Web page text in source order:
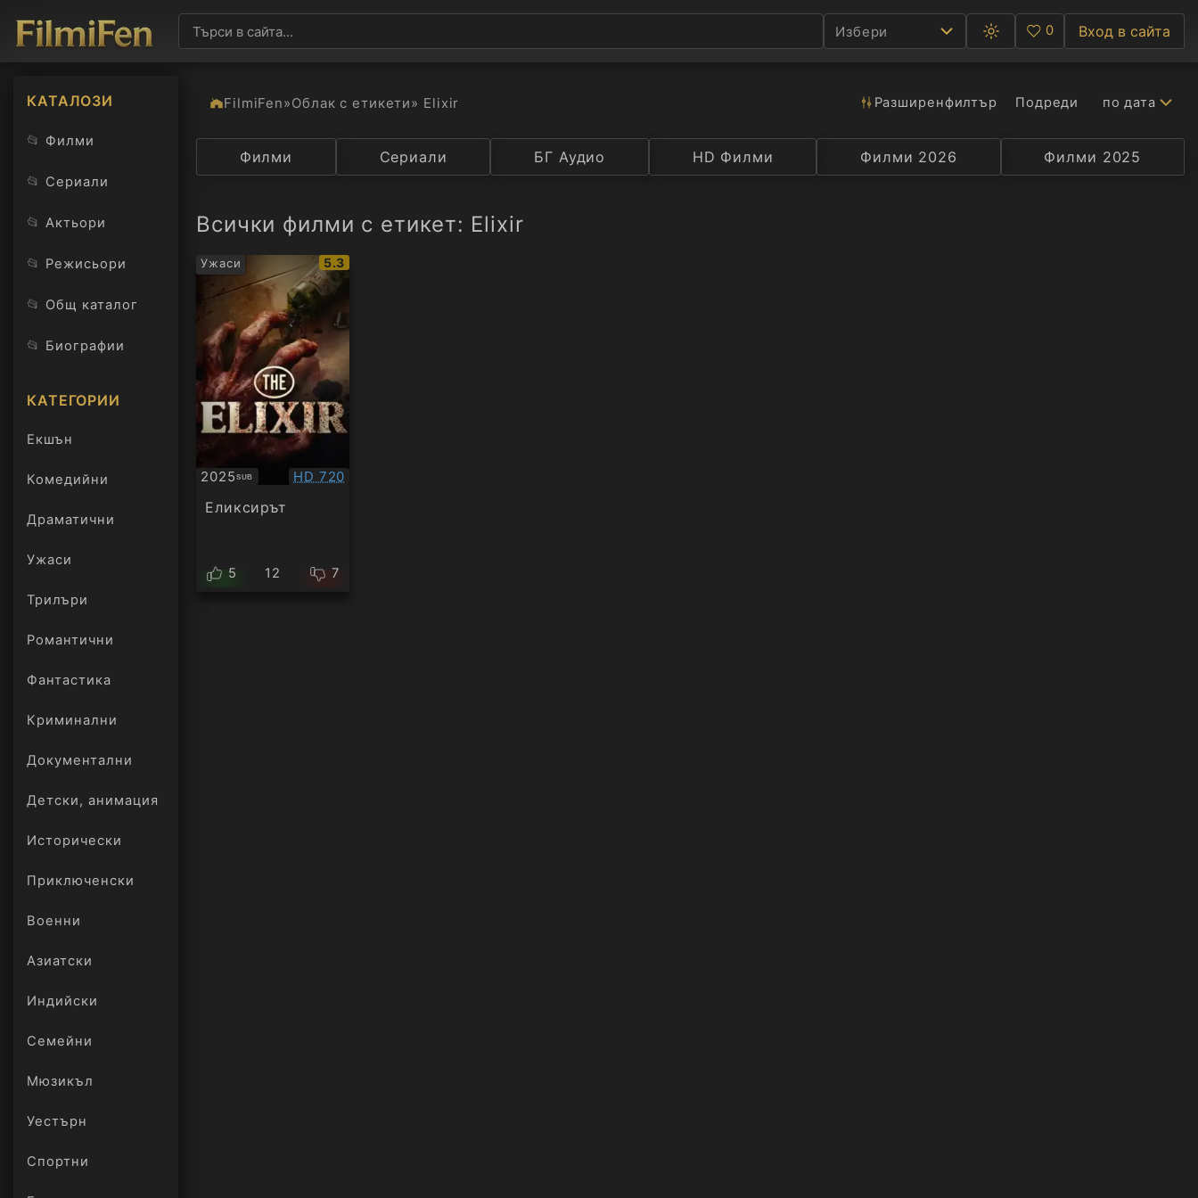
Избери
Превключване
между
светла
Любими
0 Вход в сайта
КАТАЛОЗИ
📂 Филми
📂 Сериали
📂 Актьори
📂 Режисьори
📂 Общ каталог
📂 Биографии
КАТЕГОРИИ
Екшън
Комедийни
Драматични
Ужаси
Трилъри
онлайн
Романтични
Фантастика
Криминални
Документални
Детски, анимация
Исторически
Приключенски
Военни
Азиатски
Индийски
Семейни
Мюзикъл
Уестърн
Спортни
FilmiFen»Облак с етикети» Elixir Разширенфилтър Подреди по дата
Категория Държава Рейтинг Селекция Превод Актьор
Филми Сериали БГ Аудио HD Филми Филми 2026 Филми 2025
Всички филми с етикет: Elixir
Ужаси
IMDb
рейтинг:
5.3
2025SUB
Субтитри Качество:
HD 720
Еликсирът
5 12 7